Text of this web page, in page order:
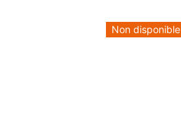
Non disponible